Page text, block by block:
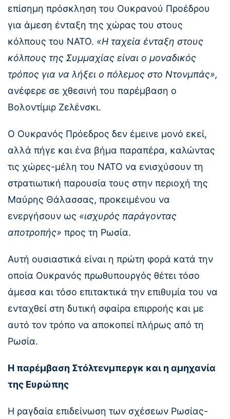
επίσημη πρόσκληση του Ουκρανού Προέδρου
για άμεση ένταξη της χώρας του στους
κόλπους του ΝΑΤΟ. «Η ταχεία ένταξη στους
κόλπους της Συμμαχίας είναι ο μοναδικός
τρόπος για να λήξει ο πόλεμος στο Ντονμπάς»,
ανέφερε σε χθεσινή του παρέμβαση ο
Βολοντίμιρ Ζελένσκι.
Ο Ουκρανός Πρόεδρος δεν έμεινε μονό εκεί,
αλλά πήγε και ένα βήμα παραπέρα, καλώντας
τις χώρες-μέλη του ΝΑΤΟ να ενισχύσουν τη
στρατιωτική παρουσία τους στην περιοχή της
Μαύρης Θάλασσας, προκειμένου να
ενεργήσουν ως «ισχυρός παράγοντας
αποτροπής» προς τη Ρωσία.
Αυτή ουσιαστικά είναι η πρώτη φορά κατά την
οποία Ουκρανός πρωθυπουργός θέτει τόσο
άμεσα και τόσο επιτακτικά την επιθυμία του να
ενταχθεί στη δυτική σφαίρα επιρροής και με
αυτό τον τρόπο να αποκοπεί πλήρως από τη
Ρωσία.
Η παρέμβαση Στόλτενμπεργκ και η αμηχανία
της Ευρώπης
Η ραγδαία επιδείνωση των σχέσεων Ρωσίας-